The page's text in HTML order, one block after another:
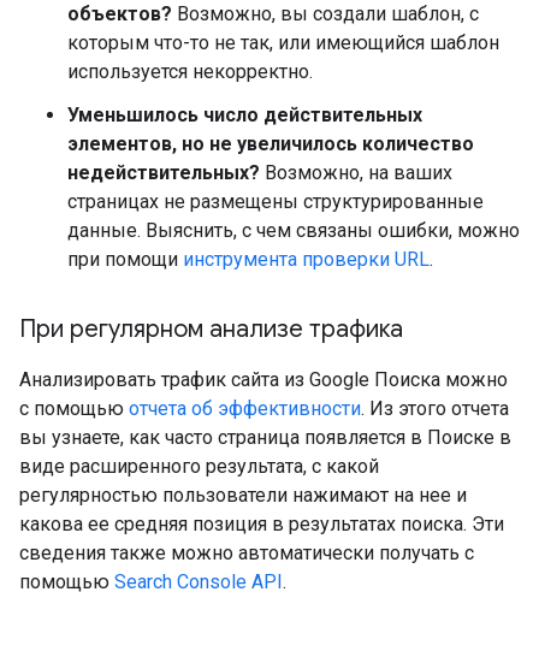
объектов? Возможно, вы создали шаблон, с
которым что-то не так, или имеющийся шаблон
используется некорректно.
Уменьшилось число действительных
элементов, но не увеличилось количество
недействительных? Возможно, на ваших
страницах не размещены структурированные
данные. Выяснить, с чем связаны ошибки, можно
при помощи инструмента проверки URL.
При регулярном анализе трафика
Анализировать трафик сайта из Google Поиска можно
с помощью отчета об эффективности. Из этого отчета
вы узнаете, как часто страница появляется в Поиске в
виде расширенного результата, с какой
регулярностью пользователи нажимают на нее и
какова ее средняя позиция в результатах поиска. Эти
сведения также можно автоматически получать с
помощью Search Console API.